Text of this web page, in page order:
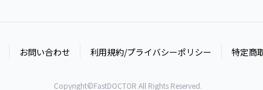
お問い合わせ 利用規約/プライバシーポリシー 特定商
Copyright©FastDOCTOR All Rights Reserved.